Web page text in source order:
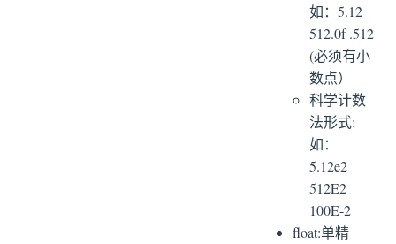
如：5.12
512.0f .512
(必须有小
数点）
科学计数
法形式:
如：
5.12e2
512E2
100E-2
float:单精